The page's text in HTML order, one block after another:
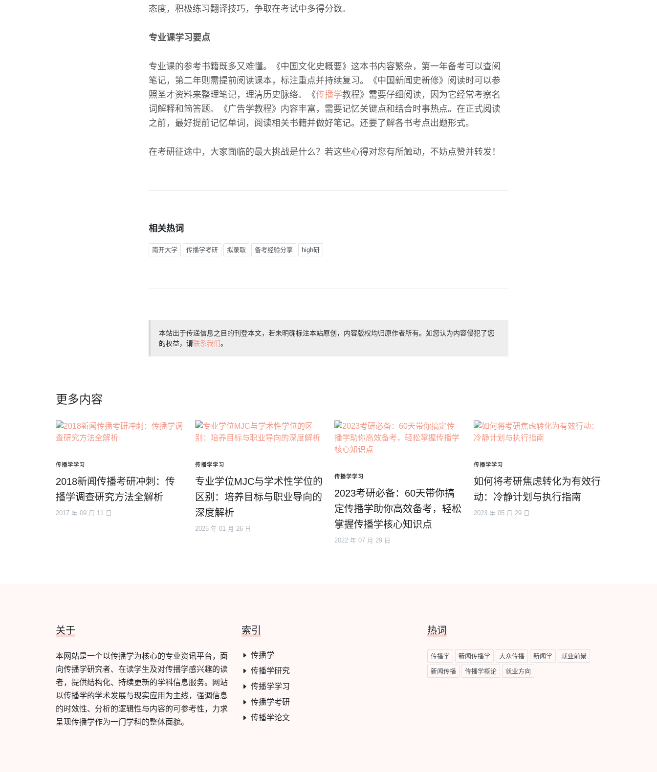
态度，积极练习翻译技巧，争取在考试中多得分数。
专业课学习要点
专业课的参考书籍既多又难懂。《中国文化史概要》这本书内容繁杂，第一年备考可以查阅
笔记，第二年则需提前阅读课本，标注重点并持续复习。《中国新闻史新修》阅读时可以参
照圣才资料来整理笔记，理清历史脉络。《传播学教程》需要仔细阅读，因为它经常考察名
词解释和简答题。《广告学教程》内容丰富，需要记忆关键点和结合时事热点。在正式阅读
之前，最好提前记忆单词，阅读相关书籍并做好笔记。还要了解各书考点出题形式。
在考研征途中，大家面临的最大挑战是什么？若这些心得对您有所触动，不妨点赞并转发！
相关热词
南开大学 传播学考研 拟录取 备考经验分享 high研
本站出于传递信息之目的刊登本文，若未明确标注本站原创，内容版权均归原作者所有。如您认为内容侵犯了您
的权益，请联系我们。
更多内容
传播学学习
2018新闻传播考研冲刺：传
播学调查研究方法全解析
2017 年 09 月 11 日
传播学学习
专业学位MJC与学术性学位的
区别：培养目标与职业导向的
深度解析
2025 年 01 月 26 日
传播学学习
2023考研必备：60天带你搞
定传播学助你高效备考，轻松
掌握传播学核心知识点
2022 年 07 月 29 日
传播学学习
如何将考研焦虑转化为有效行
动：冷静计划与执行指南
2023 年 05 月 29 日
关于
本网站是一个以传播学为核心的专业资讯平台，面
向传播学研究者、在读学生及对传播学感兴趣的读
者，提供结构化、持续更新的学科信息服务。网站
以传播学的学术发展与现实应用为主线，强调信息
的时效性、分析的逻辑性与内容的可参考性，力求
呈现传播学作为一门学科的整体面貌。
索引
传播学
传播学研究
传播学学习
传播学考研
传播学论文
热词
传播学 新闻传播学 大众传播 新闻学 就业前景
新闻传播 传播学概论 就业方向